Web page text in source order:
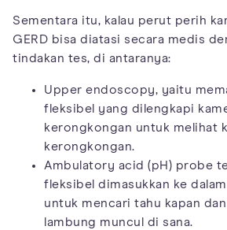
Sementara itu, kalau perut perih
GERD bisa diatasi secara medis
tindakan tes, di antaranya:
Upper endoscopy, yaitu
fleksibel yang dilengkapi
kerongkongan untuk melihat
kerongkongan.
Ambulatory acid (pH) probe
fleksibel dimasukkan ke
untuk mencari tahu kapan
lambung muncul di sana.